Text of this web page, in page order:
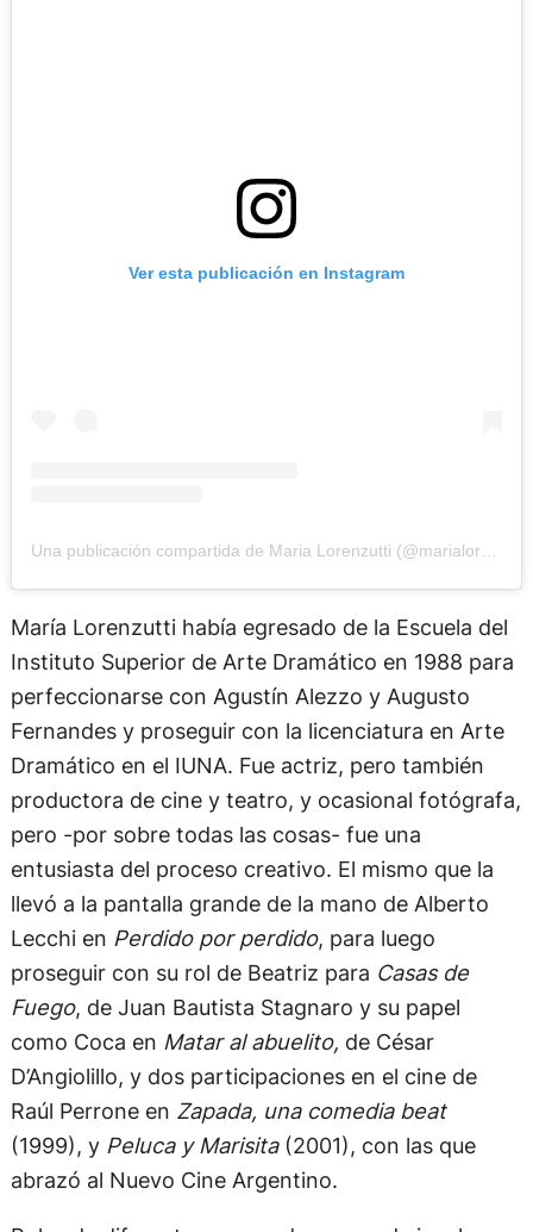
Ver esta publicación en Instagram
María Lorenzutti había egresado de la Escuela del
Instituto Superior de Arte Dramático en 1988 para
perfeccionarse con Agustín Alezzo y Augusto
Fernandes y proseguir con la licenciatura en Arte
Dramático en el IUNA. Fue actriz, pero también
productora de cine y teatro, y ocasional fotógrafa,
pero -por sobre todas las cosas- fue una
entusiasta del proceso creativo. El mismo que la
llevó a la pantalla grande de la mano de Alberto
Lecchi en Perdido por perdido, para luego
proseguir con su rol de Beatriz para Casas de
Fuego, de Juan Bautista Stagnaro y su papel
como Coca en Matar al abuelito, de César
D’Angiolillo, y dos participaciones en el cine de
Raúl Perrone en Zapada, una comedia beat
(1999), y Peluca y Marisita(2001), con las que
abrazó al Nuevo Cine Argentino.